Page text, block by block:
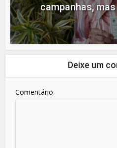
campanhas,
Deixe um
Comentário